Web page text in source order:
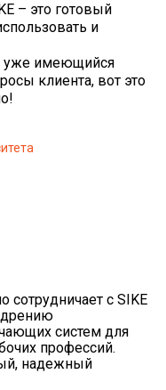
– это готовый
и
уже имеющийся
клиента, вот это
с SIKE
систем для
профессий.
надежный